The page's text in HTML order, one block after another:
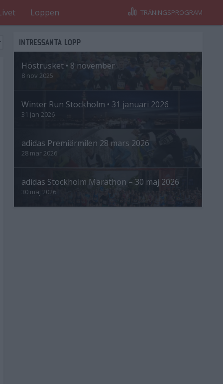
Loppen TRÄNINGSPROGRAM
INTRESSANTA LOPP
Höstrusket • 8 november
8 nov 2025
Winter Run Stockholm • 31 januari 2026
31 jan 2026
adidas Premiärmilen 28 mars 2026
28 mar 2026
adidas Stockholm Marathon – 30 maj 2026
30 maj 2026